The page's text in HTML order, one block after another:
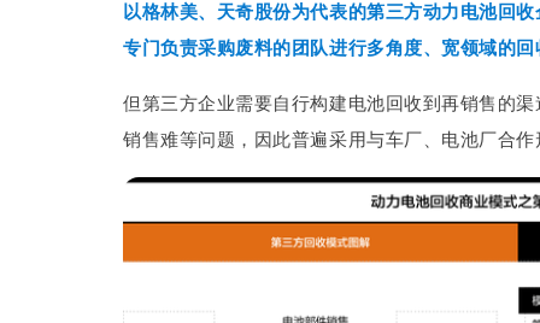
以格林美、天奇股份为代表的第三方动力电池回
专门负责采购废料的团队进行多角度、宽领域的回
但第三方企业需要自行构建电池回收到再销售的
销售难等问题，因此普遍采用与车厂、电池厂合作